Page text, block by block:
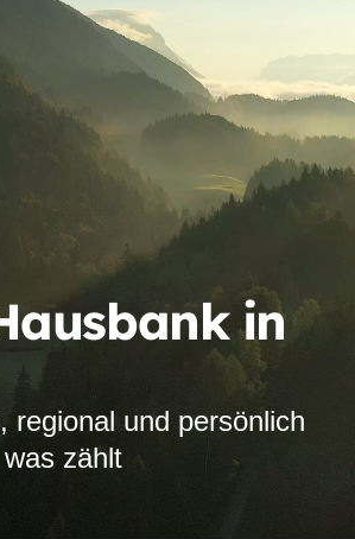
in
regional und persönlich
zählt